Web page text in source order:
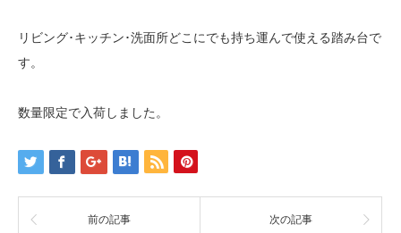
リビング･キッチン･洗面所どこにでも持ち運んで使える踏み台で
す。
数量限定で入荷しました。
前の記事 次の記事